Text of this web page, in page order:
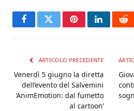
FacebookTwitterPinterestLinkedIn
ARTICOLO PRECEDENTE
Venerdì 5 giugno la diretta
dell’evento del Salvemini
‘AnimEmotion: dal fumetto
al cartoon’